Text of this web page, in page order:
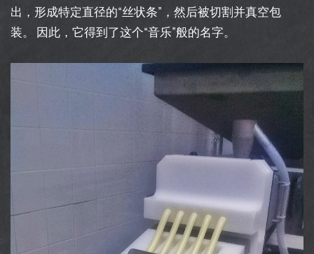
出，形成特定直径的“丝状条”，然后被切割并真空包
装。 因此，它得到了这个“音乐”般的名字。